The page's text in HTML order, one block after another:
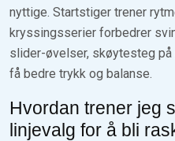
nyttige. Startstiger trener
kryssingsserier forbedrer
slider-øvelser, skøytesteg
få bedre trykk og balanse.
Hvordan trener jeg
linjevalg for å bli